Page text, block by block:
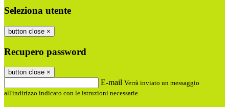
Seleziona utente
button close ×
Recupero password
button close ×
E-mail Verrà inviato un messaggio
all'indirizzo indicato con le istruzioni necessarie.